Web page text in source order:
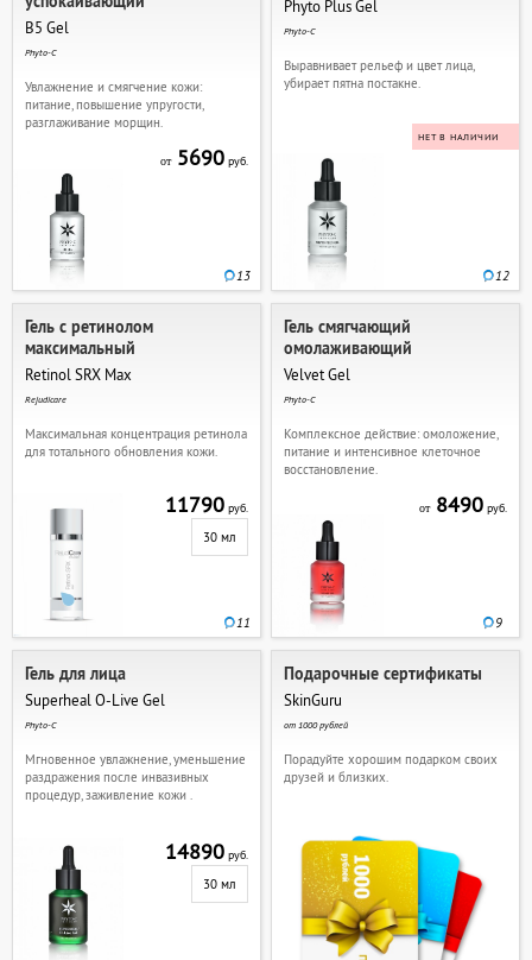
B5 Gel
Phyto-C
Увлажнение и смягчение кожи:
питание, повышение упругости,
разглаживание морщин.
от5690руб.
13
Phyto Plus Gel
Phyto-C
НЕТ В НАЛИЧИИ
Выравнивает рельеф и цвет лица,
убирает пятна постакне.
12
Гель с ретинолом
максимальный
Retinol SRX Max
Rejudicare
Максимальная концентрация ретинола
для тотального обновления кожи.
11790руб.
30 мл
11
Гель смягчающий
омолаживающий
Velvet Gel
Phyto-C
Комплексное действие: омоложение,
питание и интенсивное клеточное
восстановление.
от8490руб.
9
Гель для лица
Superheal O-Live Gel
Phyto-C
Мгновенное увлажнение, уменьшение
раздражения после инвазивных
процедур, заживление кожи .
14890руб.
30 мл
Подарочные сертификаты
SkinGuru
от 1000 рублей
Порадуйте хорошим подарком своих
друзей и близких.